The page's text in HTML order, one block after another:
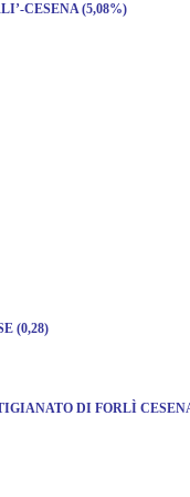
CESENA (5,08%)
(0,28)
DI FORLÌ